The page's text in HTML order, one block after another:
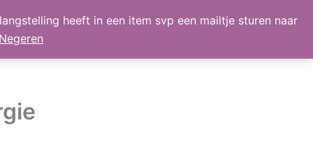
heeft in een item svp een mailtje sturen naar
Negeren
Mijn Account Nieuws retour